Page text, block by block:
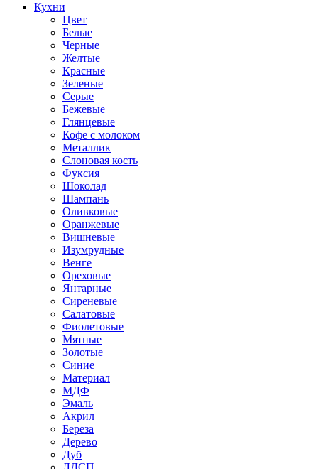
Кухни
Цвет
Белые
Черные
Желтые
Красные
Зеленые
Серые
Бежевые
Глянцевые
Кофе с молоком
Металлик
Слоновая кость
Фуксия
Шоколад
Шампань
Оливковые
Оранжевые
Вишневые
Изумрудные
Венге
Ореховые
Янтарные
Сиреневые
Салатовые
Фиолетовые
Мятные
Золотые
Синие
Материал
МДФ
Эмаль
Акрил
Береза
Дерево
Дуб